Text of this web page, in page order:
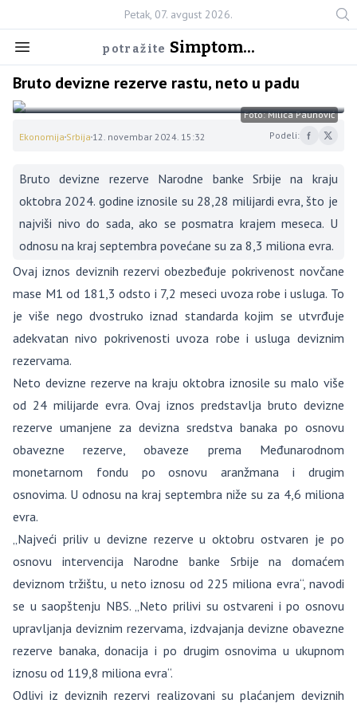
Petak, 07. avgust 2026.
potražite Simptom...
Bruto devizne rezerve rastu, neto u padu
Foto: Milica Paunović
Ekonomija Srbija 12. novembar 2024. 15:32 Podeli:
Bruto devizne rezerve Narodne banke Srbije na kraju
oktobra 2024. godine iznosile su 28,28 milijardi evra, što je
najviši nivo do sada, ako se posmatra krajem meseca. U
odnosu na kraj septembra povećane su za 8,3 miliona evra.
Ovaj iznos deviznih rezervi obezbeđuje pokrivenost novčane
mase M1 od 181,3 odsto i 7,2 meseci uvoza robe i usluga. To
je više nego dvostruko iznad standarda kojim se utvrđuje
adekvatan nivo pokrivenosti uvoza robe i usluga deviznim
rezervama.
Neto devizne rezerve na kraju oktobra iznosile su malo više
od 24 milijarde evra. Ovaj iznos predstavlja bruto devizne
rezerve umanjene za devizna sredstva banaka po osnovu
obavezne rezerve, obaveze prema Međunarodnom
monetarnom fondu po osnovu aranžmana i drugim
osnovima. U odnosu na kraj septembra niže su za 4,6 miliona
evra.
„Najveći priliv u devizne rezerve u oktobru ostvaren je po
osnovu intervencija Narodne banke Srbije na domaćem
deviznom tržištu, u neto iznosu od 225 miliona evra“, navodi
se u saopštenju NBS. „Neto prilivi su ostvareni i po osnovu
upravljanja deviznim rezervama, izdvajanja devizne obavezne
rezerve banaka, donacija i po drugim osnovima u ukupnom
iznosu od 119,8 miliona evra“.
Odlivi iz deviznih rezervi realizovani su plaćanjem deviznih